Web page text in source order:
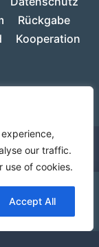
our traffic.
use of cookies.
Accept All
Bestellung
Verwerfen
Rückgabe
Kooperation
Sprache